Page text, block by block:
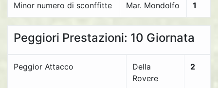
Minor numero di sconffitte Mar. Mondolfo 1
Peggiori Prestazioni: 10 Giornata
Peggior Attacco
Della
Rovere
2